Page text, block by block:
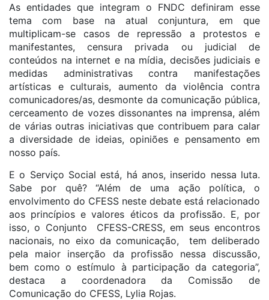
As entidades que integram o FNDC definiram esse
tema com base na atual conjuntura, em que
multiplicam-se casos de repressão a protestos e
manifestantes, censura privada ou judicial de
conteúdos na internet e na mídia, decisões judiciais e
medidas administrativas contra manifestações
artísticas e culturais, aumento da violência contra
comunicadores/as, desmonte da comunicação pública,
cerceamento de vozes dissonantes na imprensa, além
de várias outras iniciativas que contribuem para calar
a diversidade de ideias, opiniões e pensamento em
nosso país.
E o Serviço Social está, há anos, inserido nessa luta.
Sabe por quê? “Além de uma ação política, o
envolvimento do CFESS neste debate está relacionado
aos princípios e valores éticos da profissão. E, por
isso, o Conjunto CFESS-CRESS, em seus encontros
nacionais, no eixo da comunicação, tem deliberado
pela maior inserção da profissão nessa discussão,
bem como o estímulo à participação da categoria”,
destaca a coordenadora da Comissão de
Comunicação do CFESS, Lylia Rojas.